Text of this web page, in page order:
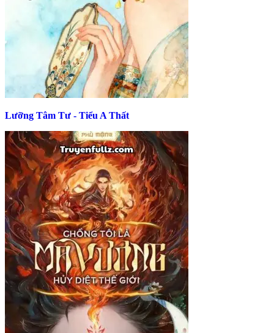
Lưỡng Tâm Tư - Tiểu A Thất